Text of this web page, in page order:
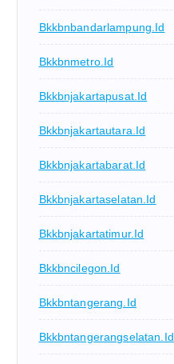
Bkkbnbandarlampung.id
Bkkbnmetro.id
Bkkbnjakartapusat.id
Bkkbnjakartautara.id
Bkkbnjakartabarat.id
Bkkbnjakartaselatan.id
Bkkbnjakartatimur.id
Bkkbncilegon.id
Bkkbntangerang.id
Bkkbntangerangselatan.id